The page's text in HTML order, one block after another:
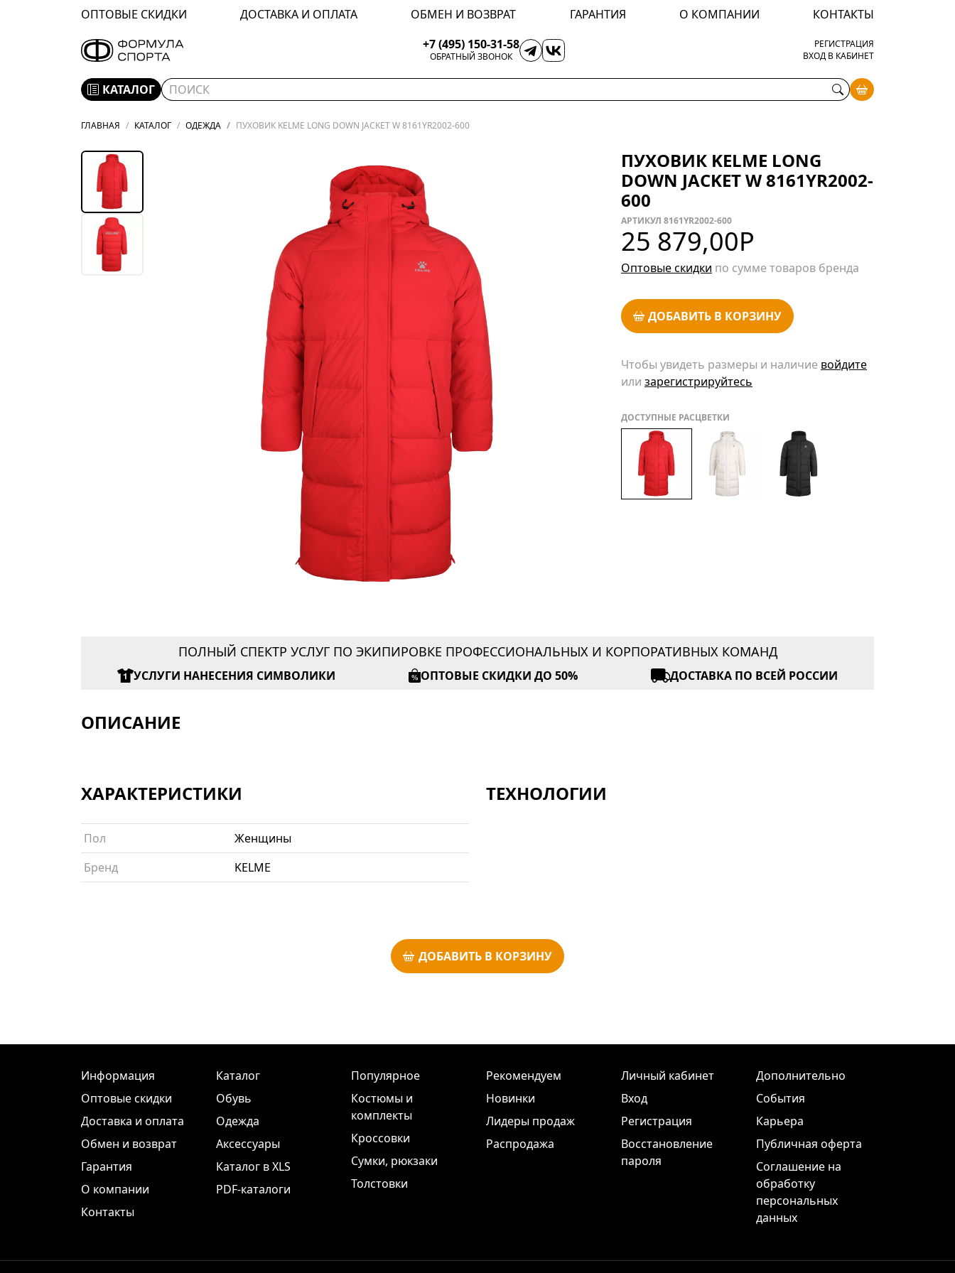
ОПТОВЫЕ СКИДКИ ДОСТАВКА И ОПЛАТА ОБМЕН И ВОЗВРАТ ГАРАНТИЯ О КОМПАНИИ
КОНТАКТЫ
+7 (495) 150-31-58
ОБРАТНЫЙ ЗВОНОК
РЕГИСТРАЦИЯ
ВХОД В КАБИНЕТ
КАТАЛОГ
ГЛАВНАЯ КАТАЛОГ ОДЕЖДА ПУХОВИК KELME LONG DOWN JACKET W 8161YR2002-600
ПУХОВИК KELME LONG
DOWN JACKET W 8161YR2002-
600
АРТИКУЛ 8161YR2002-600
25 879,00Р
Оптовые скидки по сумме товаров бренда
ДОБАВИТЬ В КОРЗИНУ
Чтобы увидеть размеры и наличие войдите
или зарегистрируйтесь
ДОСТУПНЫЕ РАСЦВЕТКИ
ПОЛНЫЙ СПЕКТР УСЛУГ ПО ЭКИПИРОВКЕ ПРОФЕССИОНАЛЬНЫХ И КОРПОРАТИВНЫХ КОМАНД
УСЛУГИ НАНЕСЕНИЯ СИМВОЛИКИ ОПТОВЫЕ СКИДКИ ДО 50% ДОСТАВКА ПО ВСЕЙ РОССИИ
ОПИСАНИЕ
ХАРАКТЕРИСТИКИ
Пол
Женщины
Бренд
KELME
ТЕХНОЛОГИИ
ДОБАВИТЬ В КОРЗИНУ
Информация
Оптовые скидки
Доставка и оплата
Обмен и возврат
Гарантия
О компании
Контакты
Каталог
Обувь
Одежда
Аксессуары
Каталог в XLS
PDF-каталоги
Популярное
Костюмы и
комплекты
Кроссовки
Сумки, рюкзаки
Толстовки
Рекомендуем
Новинки
Лидеры продаж
Распродажа
Личный кабинет
Вход
Регистрация
Восстановление
пароля
Дополнительно
События
Карьера
Публичная оферта
Соглашение на
обработку
персональных
данных